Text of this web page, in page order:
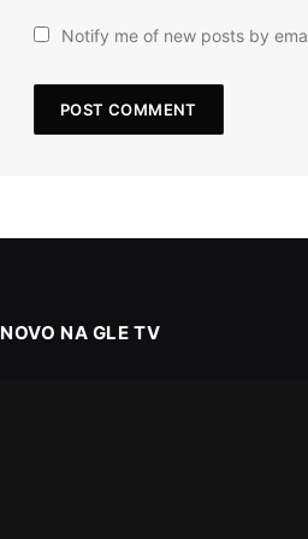
Notify me of new posts by
NOVO NA GLE TV